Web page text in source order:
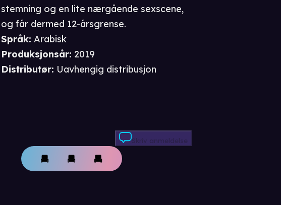
Skriv anmeldelse
stemning og en lite nærgående sexscene,
og får dermed 12-årsgrense.
Språk: Arabisk
Produksjonsår: 2019
Distributør: Uavhengig distribusjon